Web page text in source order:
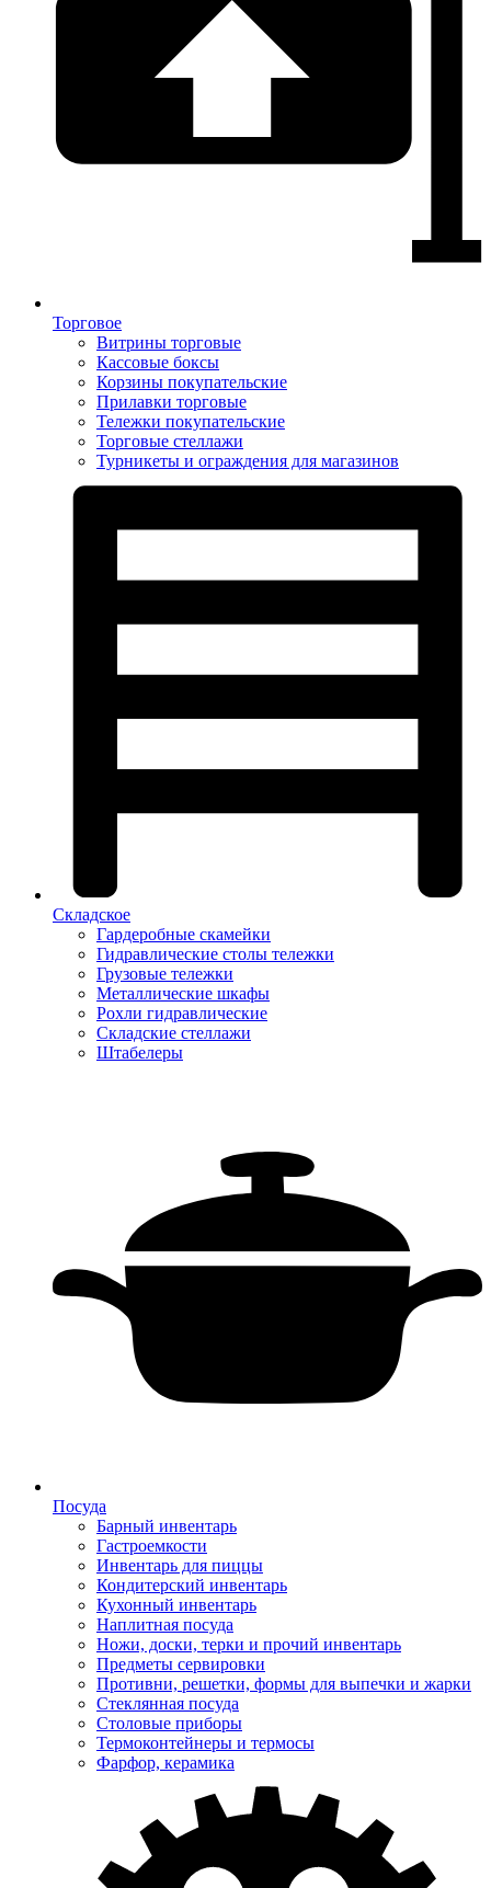
Торговое
Витрины торговые
Кассовые боксы
Корзины покупательские
Прилавки торговые
Тележки покупательские
Торговые стеллажи
Турникеты и ограждения для магазинов
Складское
Гардеробные скамейки
Гидравлические столы тележки
Грузовые тележки
Металлические шкафы
Рохли гидравлические
Складские стеллажи
Штабелеры
Посуда
Барный инвентарь
Гастроемкости
Инвентарь для пиццы
Кондитерский инвентарь
Кухонный инвентарь
Наплитная посуда
Ножи, доски, терки и прочий инвентарь
Предметы сервировки
Противни, решетки, формы для выпечки и жарки
Стеклянная посуда
Столовые приборы
Термоконтейнеры и термосы
Фарфор, керамика